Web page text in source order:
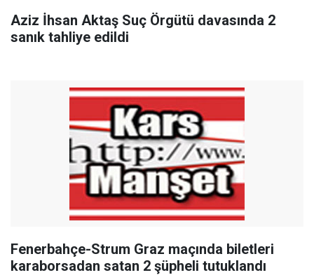
Aziz İhsan Aktaş Suç Örgütü davasında 2
sanık tahliye edildi
Fenerbahçe-Strum Graz maçında biletleri
karaborsadan satan 2 şüpheli tutuklandı